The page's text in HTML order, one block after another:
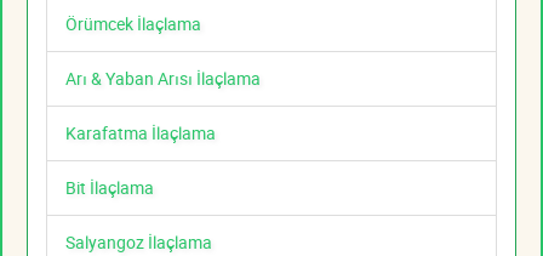
Örümcek İlaçlama
Arı & Yaban Arısı İlaçlama
Karafatma İlaçlama
Bit İlaçlama
Salyangoz İlaçlama